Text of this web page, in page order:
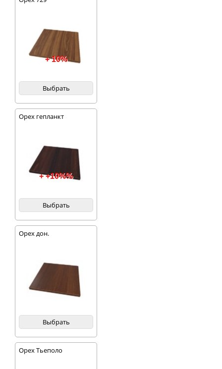
+ 10%
Выбрать
Орех гепланкт
+ +10%%
Выбрать
Орех дон.
Выбрать
Орех Тьеполо